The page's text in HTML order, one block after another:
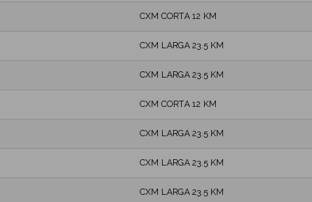
CXM CORTA 12 KM
CXM LARGA 23.5 KM
CXM LARGA 23.5 KM
CXM CORTA 12 KM
CXM LARGA 23.5 KM
CXM LARGA 23.5 KM
CXM LARGA 23.5 KM